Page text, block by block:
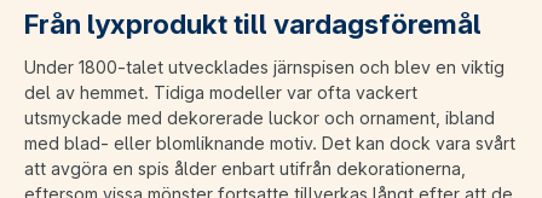
Från lyxprodukt till vardagsföremål
Under 1800-talet utvecklades järnspisen och blev en viktig
del av hemmet. Tidiga modeller var ofta vackert
utsmyckade med dekorerade luckor och ornament, ibland
med blad- eller blomliknande motiv. Det kan dock vara svårt
att avgöra en spis ålder enbart utifrån dekorationerna,
eftersom vissa mönster fortsatte tillverkas långt efter att de